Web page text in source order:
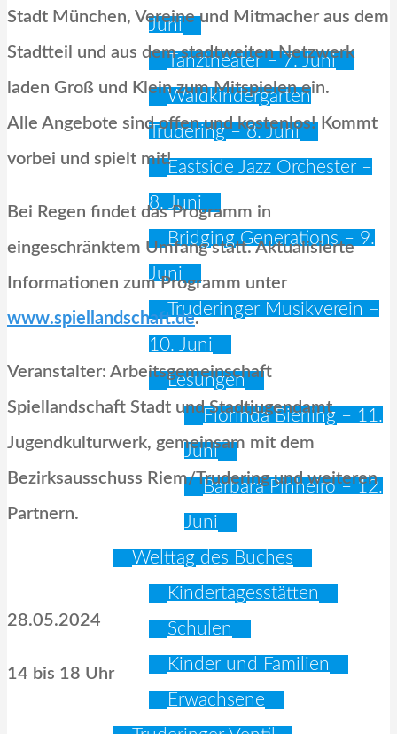
Juni
Tanztheater – 7. Juni
Waldkindergarten
Trudering – 8. Juni
Eastside Jazz Orchester –
8. Juni
Bridging Generations – 9.
Juni
Truderinger Musikverein –
10. Juni
Lesungen
Florinda Bierling – 11.
Juni
Barbara Pinheiro – 12.
Juni
Welttag des Buches
Kindertagesstätten
Schulen
Kinder und Familien
Erwachsene
Stadt München, Vereine und Mitmacher aus dem
Stadtteil und aus dem stadtweiten Netzwerk
laden Groß und Klein zum Mitspielen ein.
Alle Angebote sind offen und kostenlos! Kommt
vorbei und spielt mit!
Bei Regen findet das Programm in
eingeschränktem Umfang statt. Aktualisierte
Informationen zum Programm unter
www.spiellandschaft.de.
Veranstalter: Arbeitsgemeinschaft
Spiellandschaft Stadt und Stadtjugendamt
Jugendkulturwerk, gemeinsam mit dem
Bezirksausschuss Riem/Trudering und weiteren
Partnern.
28.05.2024
14 bis 18 Uhr